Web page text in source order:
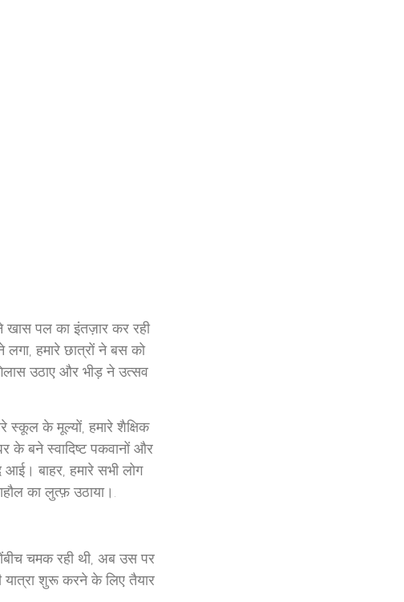
खास पल का इंतज़ार कर रही
लगा, हमारे छात्रों ने बस को
उठाए और भीड़ ने उत्सव
स्कूल के मूल्यों, हमारे शैक्षिक
के बने स्वादिष्ट पकवानों और
बाहर, हमारे सभी लोग
का लुत्फ़ उठाया।.
चमक रही थी, अब उस पर
यात्रा शुरू करने के लिए तैयार